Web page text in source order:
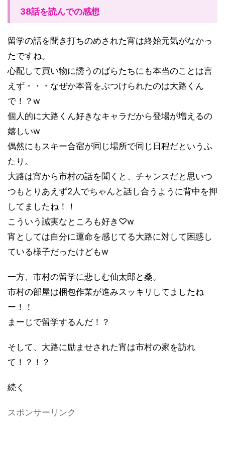
38話を読んでの感想
留学の話を聞き打ちのめされた宵は終始元気がなかっ
たですね。
心配して買い物に誘うのばらたちにも本当のことは言
えず・・・なぜか本音をぶつけられたのは大路くん
で！？w
個人的に大路くん好きなキャラだから登場が増えるの
嬉しいw
偶然にもスキー合宿が同じ場所で同じ日程だというふ
たり。
大路は宵から市村の話を聞くと、チャンスだと思いつ
つもとりあえず2人でちゃんと話し合うように背中を押
してましたね！！
こういう誠実なところも好き♡w
宵としては自分に運命を感じてる大路に対して困惑し
ている様子だったけどもw
一方、市村の留学に悲しむ仙太郎と桑。
市村の部屋は梱包作業が進みスッキリしてましたね
ー！！
まーじで留学するんだ！？
そして、大路に励ませされた宵は市村の家を訪れ
て！？！？
続く
スポンサーリンク